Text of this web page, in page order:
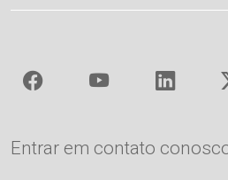
Entrar em contato